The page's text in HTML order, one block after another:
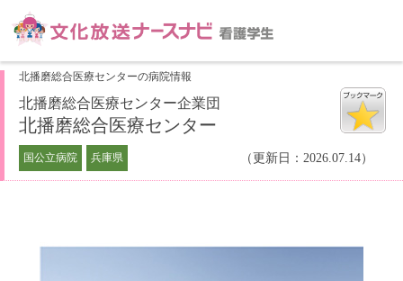
北播磨総合医療センターの病院情報
北播磨総合医療センター企業団
北播磨総合医療センター
国公立病院 兵庫県 （更新日：2026.07.14）